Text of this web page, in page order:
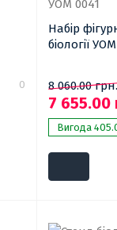
0
Набір
біології
8 060.00 грн.
7 655.00
Вигода